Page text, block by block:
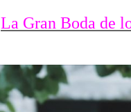
La Gran Boda de